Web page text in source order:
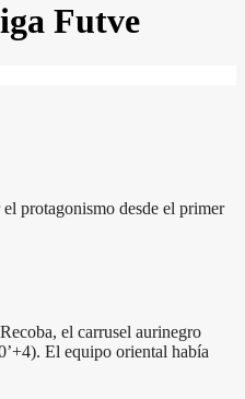
Futve
protagonismo desde el primer
el carrusel aurinegro
El equipo oriental había